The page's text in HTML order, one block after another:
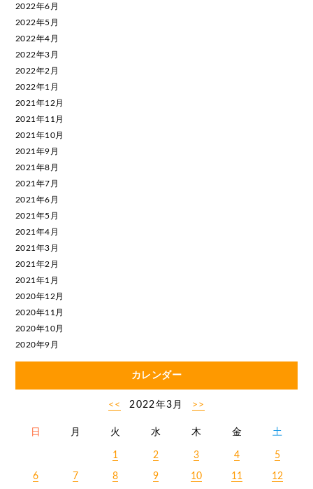
2022年6月
2022年5月
2022年4月
2022年3月
2022年2月
2022年1月
2021年12月
2021年11月
2021年10月
2021年9月
2021年8月
2021年7月
2021年6月
2021年5月
2021年4月
2021年3月
2021年2月
2021年1月
2020年12月
2020年11月
2020年10月
2020年9月
カレンダー
<< 2022年3月 >>
日 月 火 水 木 金 土
1 2 3 4 5
6 7 8 9 10 11 12